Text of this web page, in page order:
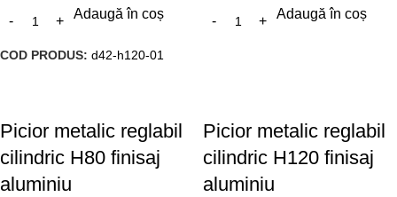
Adaugă în coș
COD PRODUS: d42-h120-01
Adaugă în coș
Picior metalic reglabil
cilindric H80 finisaj
aluminiu
Picior metalic reglabil
cilindric H120 finisaj
aluminiu